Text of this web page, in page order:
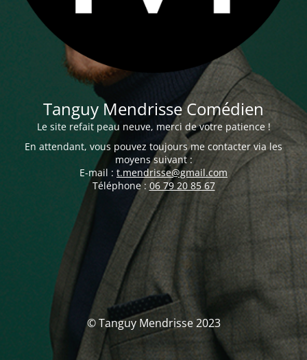
Tanguy Mendrisse Comédien
Le site refait peau neuve, merci de votre patience !
En attendant, vous pouvez toujours me contacter via les
moyens suivant :
E-mail : t.mendrisse@gmail.com
Téléphone : 06 79 20 85 67
© Tanguy Mendrisse 2023